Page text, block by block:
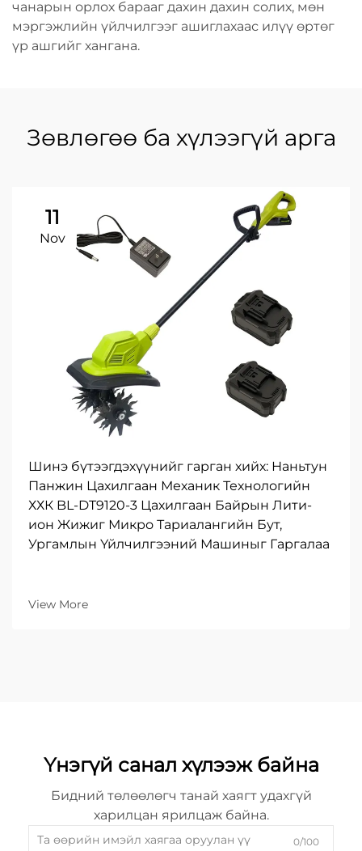
чанарын орлох барааг дахин дахин солих, мөн
мэргэжлийн үйлчилгээг ашиглахаас илүү өртөг
үр ашгийг хангана.
Зөвлөгөө ба хүлээгүй арга
11
Nov
Шинэ бүтээгдэхүүнийг гарган хийх: Наньтун
Панжин Цахилгаан Механик Технологийн
ХХК BL-DT9120-3 Цахилгаан Байрын Лити-
ион Жижиг Микро Тариалангийн Бут,
Ургамлын Үйлчилгээний Машиныг Гаргалаа
View More
Үнэгүй санал хүлээж байна
Бидний төлөөлөгч танай хаягт удахгүй
харилцан ярилцаж байна.
0/100